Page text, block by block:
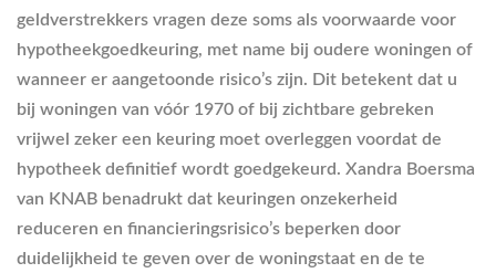
geldverstrekkers vragen deze soms als voorwaarde voor
hypotheekgoedkeuring, met name bij oudere woningen of
wanneer er aangetoonde risico’s zijn. Dit betekent dat u
bij woningen van vóór 1970 of bij zichtbare gebreken
vrijwel zeker een keuring moet overleggen voordat de
hypotheek definitief wordt goedgekeurd. Xandra Boersma
van KNAB benadrukt dat keuringen onzekerheid
reduceren en financieringsrisico’s beperken door
duidelijkheid te geven over de woningstaat en de te